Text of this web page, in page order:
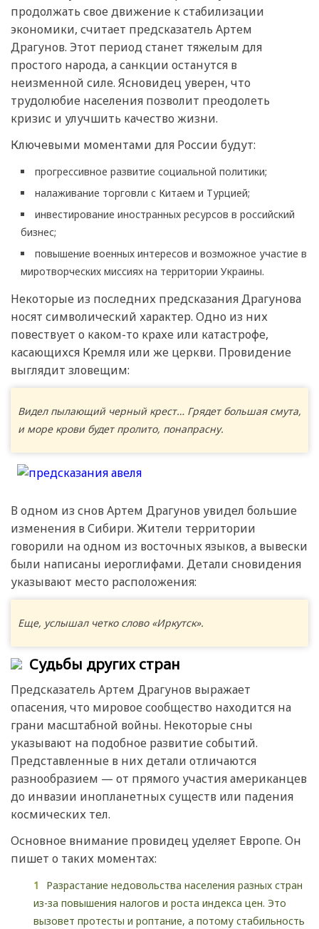
продолжать свое движение к стабилизации
экономики, считает предсказатель Артем
Драгунов. Этот период станет тяжелым для
простого народа, а санкции останутся в
неизменной силе. Ясновидец уверен, что
трудолюбие населения позволит преодолеть
кризис и улучшить качество жизни.
Ключевыми моментами для России будут:
прогрессивное развитие социальной политики;
налаживание торговли с Китаем и Турцией;
инвестирование иностранных ресурсов в российский
бизнес;
повышение военных интересов и возможное участие в
миротворческих миссиях на территории Украины.
Некоторые из последних предсказания Драгунова
носят символический характер. Одно из них
повествует о каком-то крахе или катастрофе,
касающихся Кремля или же церкви. Провидение
выглядит зловещим:
Видел пылающий черный крест… Грядет большая смута,
и море крови будет пролито, понапрасну.
В одном из снов Артем Драгунов увидел большие
изменения в Сибири. Жители территории
говорили на одном из восточных языков, а вывески
были написаны иероглифами. Детали сновидения
указывают место расположения:
Еще, услышал четко слово «Иркутск».
Судьбы других стран
Предсказатель Артем Драгунов выражает
опасения, что мировое сообщество находится на
грани масштабной войны. Некоторые сны
указывают на подобное развитие событий.
Представленные в них детали отличаются
разнообразием — от прямого участия американцев
до инвазии инопланетных существ или падения
космических тел.
Основное внимание провидец уделяет Европе. Он
пишет о таких моментах:
Разрастание недовольства населения разных стран
из-за повышения налогов и роста индекса цен. Это
вызовет протесты и роптание, а потому стабильность